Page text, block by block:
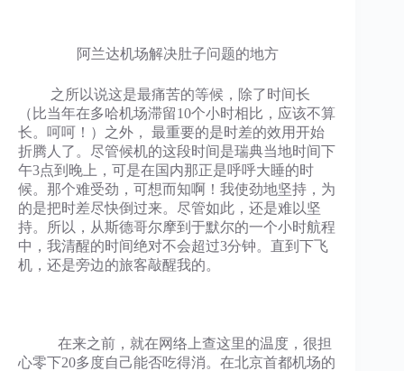
阿兰达机场解决肚子问题的地方
之所以说这是最痛苦的等候，除了时间长
（比当年在多哈机场滞留10个小时相比，应该不算
长。呵呵！）之外， 最重要的是时差的效用开始
折腾人了。尽管候机的这段时间是瑞典当地时间下
午3点到晚上，可是在国内那正是呼呼大睡的时
候。那个难受劲，可想而知啊！我使劲地坚持，为
的是把时差尽快倒过来。尽管如此，还是难以坚
持。所以，从斯德哥尔摩到于默尔的一个小时航程
中，我清醒的时间绝对不会超过3分钟。直到下飞
机，还是旁边的旅客敲醒我的。
在来之前，就在网络上查这里的温度，很担
心零下20多度自己能否吃得消。在北京首都机场的